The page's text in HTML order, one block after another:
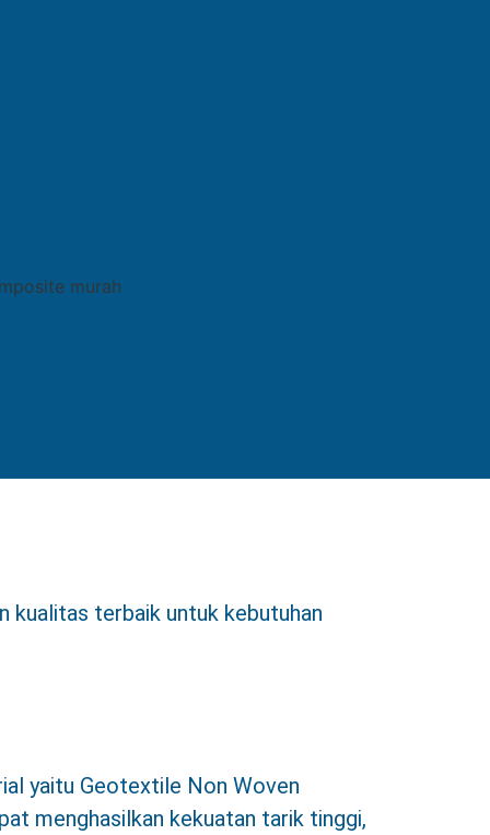
kualitas terbaik untuk kebutuhan
yaitu Geotextile Non Woven
menghasilkan kekuatan tarik tinggi,